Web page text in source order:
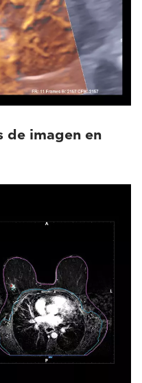
de imagen en